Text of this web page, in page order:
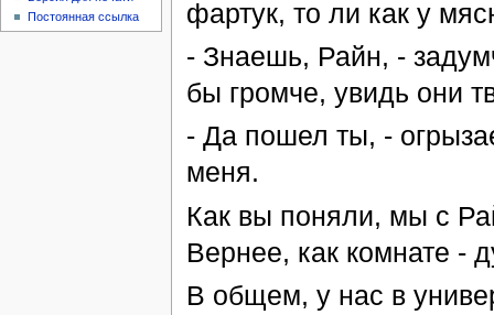
фартук, то ли как у
- Знаешь, Райн, -
бы громче, увидь они
- Да пошел ты, -
меня.
Как вы поняли, мы с
Вернее, как комнате -
В общем, у нас в
Постоянная ссылка